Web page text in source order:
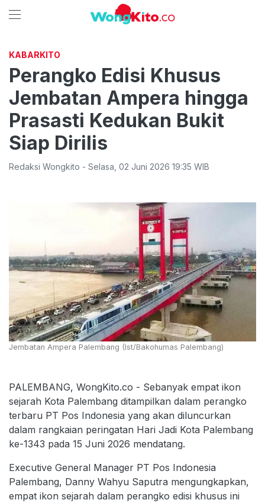
KABARKITO
Perangko Edisi Khusus
Jembatan Ampera hingga
Prasasti Kedukan Bukit
Siap Dirilis
Redaksi Wongkito - Selasa 02 Juni 2026 19:35 WIB
Jembatan Ampera Palembang (Ist/Bakohumas Palembang)
PALEMBANG, WongKito.co - Sebanyak empat ikon
sejarah Kota Palembang ditampilkan dalam perangko
terbaru PT Pos Indonesia yang akan diluncurkan
dalam rangkaian peringatan Hari Jadi Kota Palembang
ke-1343 pada 15 Juni 2026 mendatang.
Executive General Manager PT Pos Indonesia
Palembang, Danny Wahyu Saputra mengungkapkan,
empat ikon sejarah dalam perangko edisi khusus ini